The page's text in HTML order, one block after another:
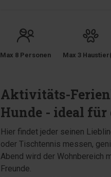
Max 8 Personen Max 3
Aktivitäts-
Hunde - ideal
Hier findet jeder seinen
oder Tischtennis messen,
Abend wird der Wohnbereich
Freunde.